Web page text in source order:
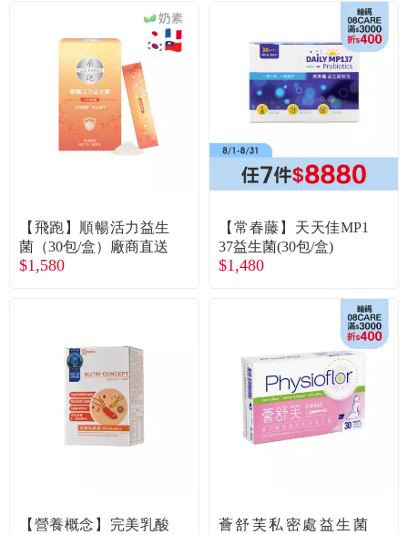
【飛跑】順暢活力益生
菌（30包/盒）廠商直送
$1,580
【常春藤】天天佳MP1
37益生菌(30包/盒)
$1,480
【營養概念】完美乳酸
薈舒芙私密處益生菌